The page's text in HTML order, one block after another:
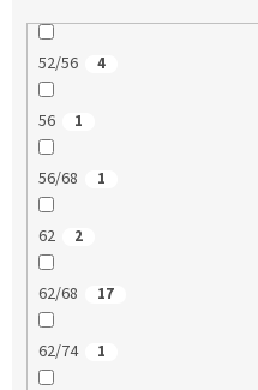
52/56 4
56 1
56/68 1
62 2
62/68 17
62/74 1